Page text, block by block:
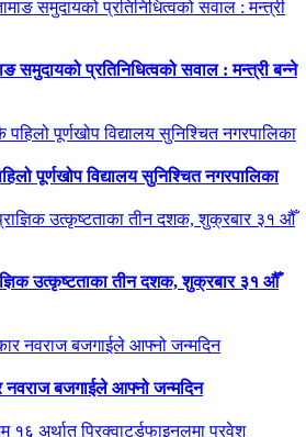
समुदायको प्रतिनिधित्वको सवाल : मन्त्री बन्ने
पूर्णखोप विद्यालय सुनिश्चित नगरपालिका
उत्कृष्टताका तीन दशक, शुक्रबार ३१ औँ
बजगाईले आफ्नो जन्मदिन